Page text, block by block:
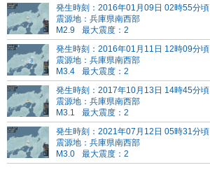
発生時刻：2016年01月09日 02時55分頃
震源地：兵庫県南西部
M2.9
最大震度：2
発生時刻：2016年01月11日 12時09分頃
震源地：兵庫県南西部
M3.4
最大震度：2
発生時刻：2017年10月13日 14時45分頃
震源地：兵庫県南西部
M3.1
最大震度：2
発生時刻：2021年07月12日 05時31分頃
震源地：兵庫県南西部
M3.0
最大震度：2